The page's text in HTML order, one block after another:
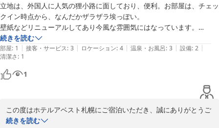
立地は、外国人に人気の狸小路に面しており、便利。お部屋は、チェッ
クイン時点から、なんだかザラザラ埃っぽい。
壁紙などリニューアルしてあり今風な雰囲気にはなっています。
バストイレは、昔のまま、という感じ。隣の部屋でトイレを流すと、自
室にも水流音が轟音のように響きます。
ベッドサイドのランプも、電圧の関係か時折チラつくのでとっても気に
なりました。酔って帰って寝るだけではありますが・・
続きを読む
部屋: 1 | 接客・サービス: 3 | ロケーション: 4 | 温泉・お風呂: 3 | 設備: 2 |
清潔さ: 1
1
この度はホテルアベスト札幌にご宿泊いただき、誠にありがとうご
ざいました。
続きを読む